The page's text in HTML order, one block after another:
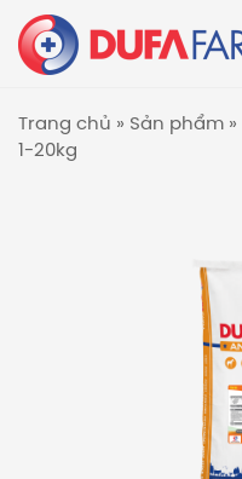
Trang chủ » Sản phẩm »
1-20kg